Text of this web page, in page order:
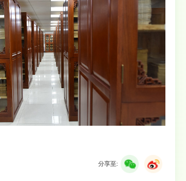
分享至: